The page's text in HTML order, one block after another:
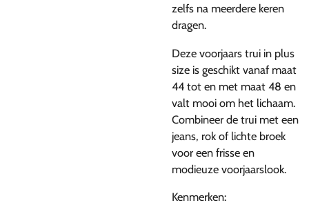
zelfs na meerdere keren
dragen.
Deze voorjaars trui in plus
size is geschikt vanaf maat
44 tot en met maat 48 en
valt mooi om het lichaam.
Combineer de trui met een
jeans, rok of lichte broek
voor een frisse en
modieuze voorjaarslook.
Kenmerken: